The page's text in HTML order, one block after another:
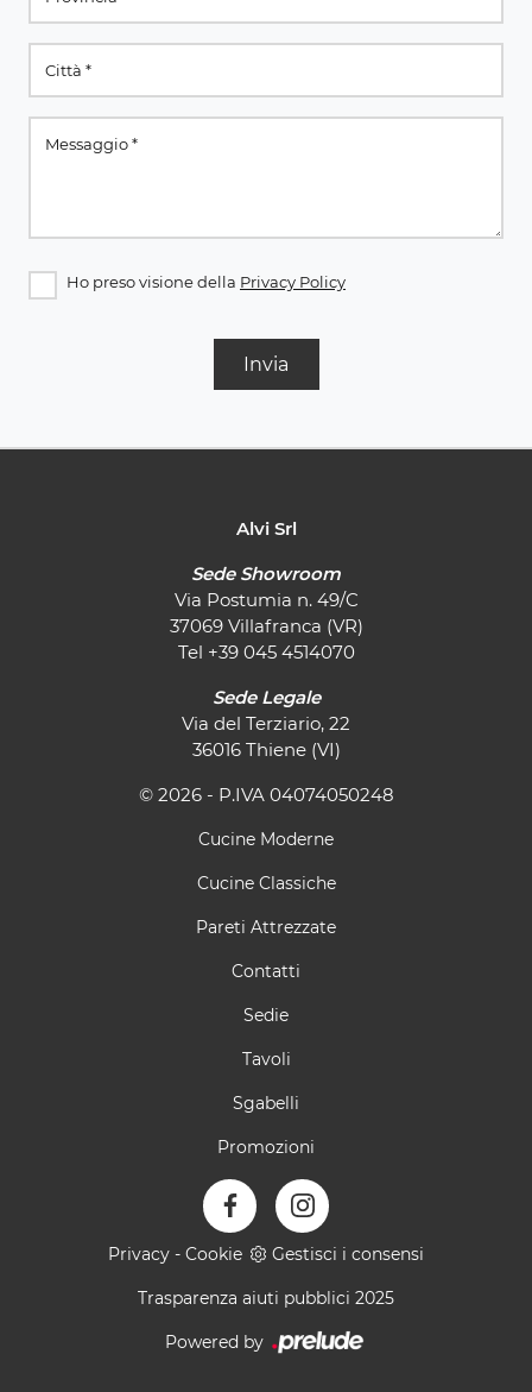
Ho preso visione della Privacy Policy
Invia
Alvi Srl
Sede Showroom
Via Postumia n. 49/C
37069 Villafranca (VR)
Tel +39 045 4514070
Sede Legale
Via del Terziario, 22
36016 Thiene (VI)
© 2026 - P.IVA 04074050248
Cucine Moderne
Cucine Classiche
Pareti Attrezzate
Contatti
Sedie
Tavoli
Sgabelli
Promozioni
Privacy - Cookie Gestisci i consensi
Trasparenza aiuti pubblici 2025
Powered by